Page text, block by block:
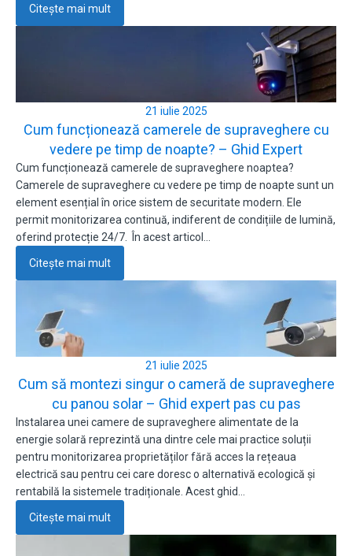
Citește mai mult
21 iulie 2025
Cum funcționează camerele de supraveghere cu
vedere pe timp de noapte? – Ghid Expert
Cum funcționează camerele de supraveghere noaptea?
Camerele de supraveghere cu vedere pe timp de noapte sunt un
element esențial în orice sistem de securitate modern. Ele
permit monitorizarea continuă, indiferent de condițiile de lumină,
oferind protecție 24/7. În acest articol…
Citește mai mult
21 iulie 2025
Cum să montezi singur o cameră de supraveghere
cu panou solar – Ghid expert pas cu pas
Instalarea unei camere de supraveghere alimentate de la
energie solară reprezintă una dintre cele mai practice soluții
pentru monitorizarea proprietăților fără acces la rețeaua
electrică sau pentru cei care doresc o alternativă ecologică și
rentabilă la sistemele tradiționale. Acest ghid…
Citește mai mult